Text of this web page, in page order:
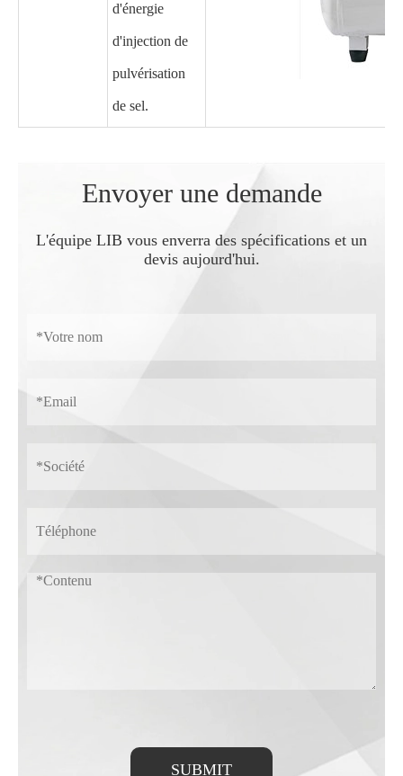
d'énergie
d'injection de
pulvérisation
de sel.
Envoyer une demande
L'équipe LIB vous enverra des spécifications et un
devis aujourd'hui.
SUBMIT